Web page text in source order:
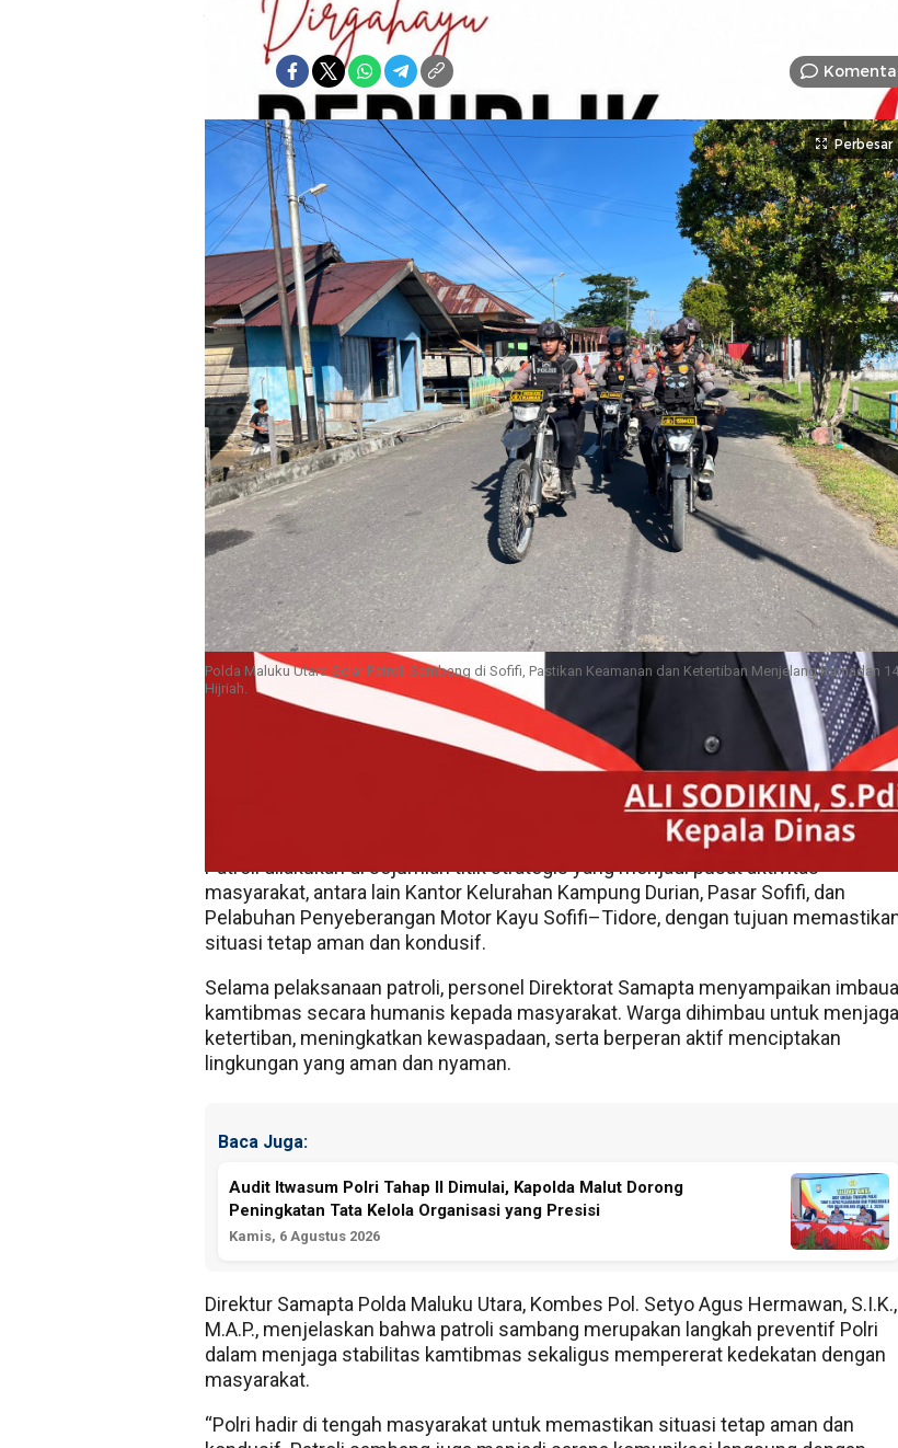
Jumat, 13 Februari 2026 | 20:51 WIT
Bagikan:
Perbesar
Polda Maluku Utara Gelar Patroli Sambang di Sofifi, Pastikan Keamanan dan Ketertiban Menjelang Ramadan
Hijriah.
SOFIFI – Kilasanindonesia.com. Dalam rangka menjaga situasi keamanan dan
ketertiban masyarakat (kamtibmas) menjelang Bulan Suci Ramadan, jajaran
Maluku Utara melalui Direktorat Samapta melaksanakan patroli rutin sambang di
Patroli dilakukan di sejumlah titik strategis yang menjadi pusat aktivitas
masyarakat, antara lain Kantor Kelurahan Kampung Durian, Pasar Sofifi, dan
Pelabuhan Penyeberangan Motor Kayu Sofifi–Tidore, dengan tujuan
situasi tetap aman dan kondusif.
Selama pelaksanaan patroli, personel Direktorat Samapta menyampaikan
kamtibmas secara humanis kepada masyarakat. Warga dihimbau untuk menjaga
ketertiban, meningkatkan kewaspadaan, serta berperan aktif menciptakan
lingkungan yang aman dan nyaman.
Baca Juga:
Audit Itwasum Polri Tahap II Dimulai, Kapolda Malut Dorong
Peningkatan Tata Kelola Organisasi yang Presisi
Kamis, 6 Agustus 2026
Direktur Samapta Polda Maluku Utara, Kombes Pol. Setyo Agus Hermawan, S.I.K.,
M.A.P., menjelaskan bahwa patroli sambang merupakan langkah preventif Polri
dalam menjaga stabilitas kamtibmas sekaligus mempererat kedekatan dengan
masyarakat.
“Polri hadir di tengah masyarakat untuk memastikan situasi tetap aman dan